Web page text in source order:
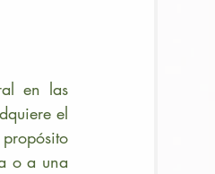
en las
el
o a una